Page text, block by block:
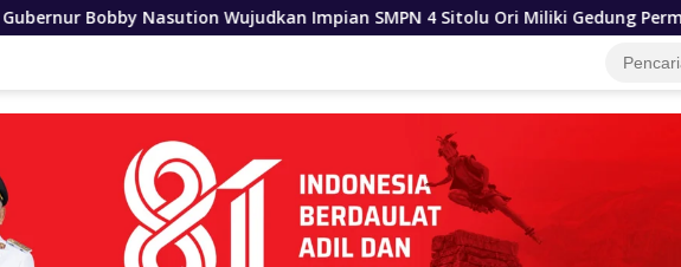
Impian SMPN 4 Sitolu Ori Miliki Gedung Permanen Dinas